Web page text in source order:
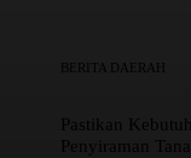
BERITA DAERAH
Pastikan
Penyiraman